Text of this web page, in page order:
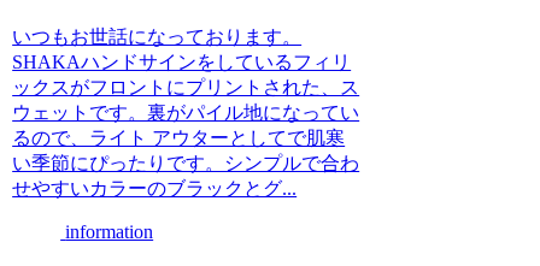
いつもお世話になっております。
SHAKAハンドサインをしているフィリ
ックスがフロントにプリントされた、ス
ウェットです。裏がパイル地になってい
るので、ライト アウターとしてで肌寒
い季節にぴったりです。シンプルで合わ
せやすいカラーのブラックとグ...
information